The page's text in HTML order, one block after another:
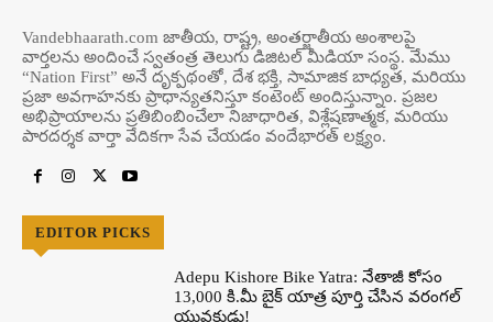
Vandebhaarath.com జాతీయ, రాష్ట్ర, అంతర్జాతీయ అంశాలపై
వార్తలను అందించే స్వతంత్ర తెలుగు డిజిటల్ మీడియా సంస్థ. మేము
“Nation First” అనే దృక్పథంతో, దేశ భక్తి, సామాజిక బాధ్యత, మరియు
ప్రజా అవగాహనకు ప్రాధాన్యతనిస్తూ కంటెంట్ అందిస్తున్నాం. ప్రజల
అభిప్రాయాలను ప్రతిబింబించేలా నిజాధారిత, విశ్లేషణాత్మక, మరియు
పారదర్శక వార్తా వేదికగా సేవ చేయడం వందేభార‌త్ ల‌క్ష్యం.
EDITOR PICKS
Adepu Kishore Bike Yatra: నేతాజీ కోసం
13,000 కి.మీ బైక్ యాత్ర పూర్తి చేసిన వరంగల్
యువకుడు!